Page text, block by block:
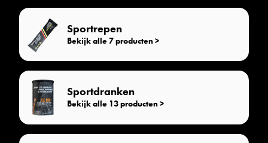
Sportrepen
Bekijk alle 7 producten >
Sportdranken
Bekijk alle 13 producten >